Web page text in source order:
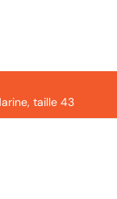
taille 43